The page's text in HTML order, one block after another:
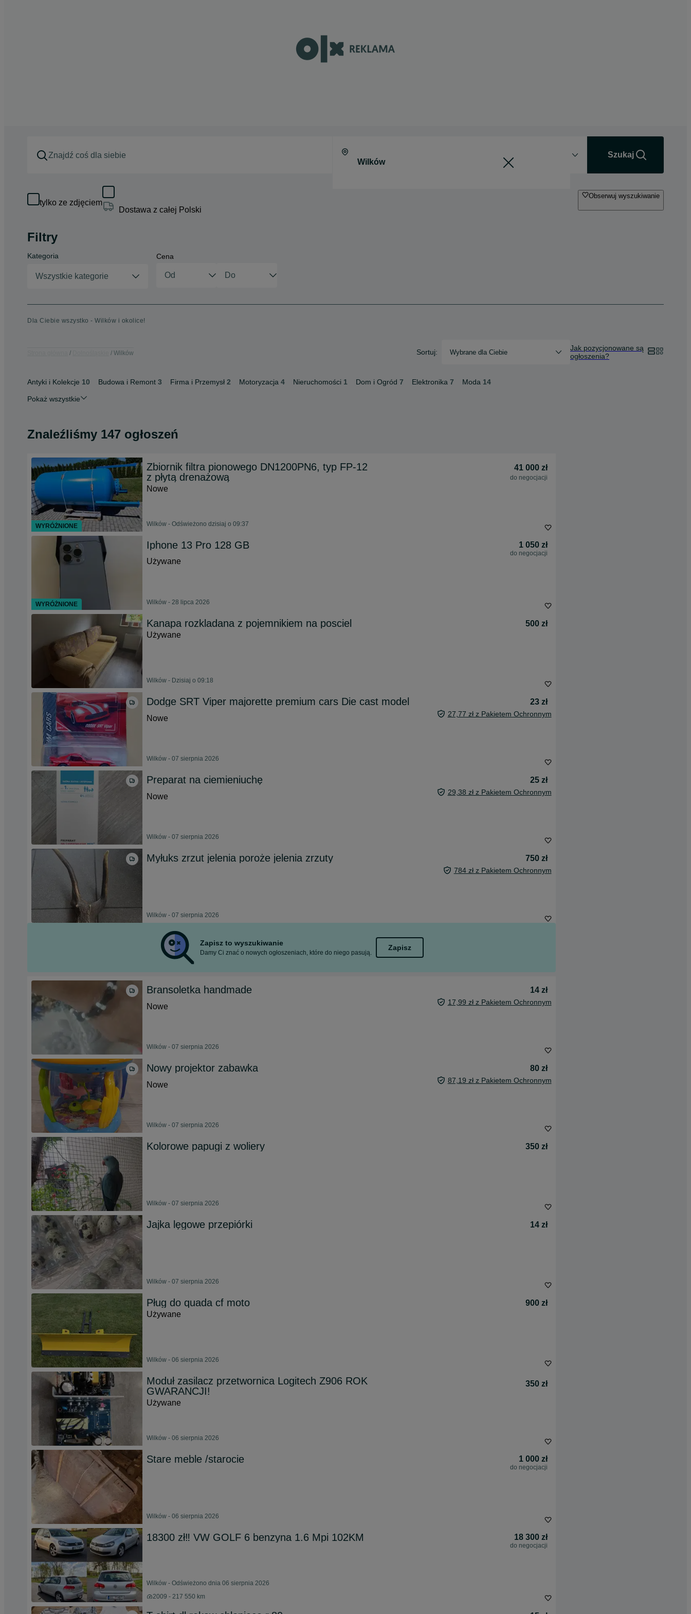
Szukaj
tylko ze zdjęciem
Dostawa z całej Polski
Obserwuj wyszukiwanie
Filtry
Kategoria
Wszystkie kategorie
Cena
Dla Ciebie wszystko - Wilków i okolice!
Wilków Sortuj: Wybrane dla Ciebie
Jak pozycjonowane są
ogłoszenia?
Antyki i Kolekcje 10 Budowa i Remont 3 Firma i Przemysł 2 Motoryzacja 4 Nieruchomości 1 Dom i Ogród 7 Elektronika 7 Moda 14
Pokaż wszystkie
Znaleźliśmy 147 ogłoszeń
Zbiornik filtra pionowego DN1200PN6, typ FP-12
z płytą drenażową
41 000 zł
do negocjacji
Nowe
Wilków - Odświeżono dzisiaj o 09:37
Iphone 13 Pro 128 GB 1 050 zł
do negocjacji
Używane
Wilków - 28 lipca 2026
Kanapa rozkladana z pojemnikiem na posciel
500 zł
Używane
Wilków - Dzisiaj o 09:18
Dodge SRT Viper majorette premium cars Die cast model
23 zł
Nowe
27,77 zł z Pakietem Ochronnym
Wilków - 07 sierpnia 2026
Preparat na ciemieniuchę
25 zł
Nowe
29,38 zł z Pakietem Ochronnym
Wilków - 07 sierpnia 2026
Myłuks zrzut jelenia poroże jelenia zrzuty 750 zł
784 zł z Pakietem Ochronnym
Wilków - 07 sierpnia 2026
Zapisz to wyszukiwanie
Damy Ci znać o nowych ogłoszeniach, które do niego pasują.
Zapisz
Bransoletka handmade
14 zł
Nowe
17,99 zł z Pakietem Ochronnym
Wilków - 07 sierpnia 2026
Nowy projektor zabawka
80 zł
Nowe
87,19 zł z Pakietem Ochronnym
Wilków - 07 sierpnia 2026
Kolorowe papugi z woliery 350 zł
Wilków - 07 sierpnia 2026
Jajka lęgowe przepiórki 14 zł
Wilków - 07 sierpnia 2026
Pług do quada cf moto
900 zł
Używane
Wilków - 06 sierpnia 2026
Moduł zasilacz przetwornica Logitech Z906 ROK
GWARANCJI!
350 zł
Używane
Wilków - 06 sierpnia 2026
Stare meble /starocie 1 000 zł
do negocjacji
Wilków - 06 sierpnia 2026
18300 zł‼️ VW GOLF 6 benzyna 1.6 Mpi 102KM 18 300 zł
do negocjacji
Wilków - Odświeżono dnia 06 sierpnia 2026
2009 - 217 550 km
WYRÓŻNIONE
WYRÓŻNIONE